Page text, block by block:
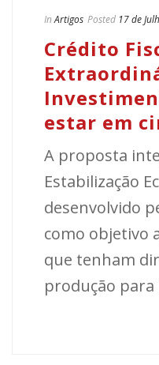
In Artigos Posted 17 de
Crédito
estar em
A proposta
Estabilização
desenvolvido
como objetivo
que tenham
produção para